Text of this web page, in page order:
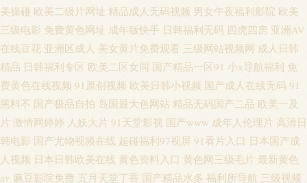
美操碰 欧美二级片网址 精品成人无码视频 男女午夜福利影院 欧美
三级电影 免费黄色网址 成年版快手 日韩福利无码 四虎四房 亚洲AV
在线豆花 亚洲区成人 美女黄片免费观看 三级网站视频网 成人日韩
精品 日韩福利专区 欧美二区女同 国产精品一区91 小x导航福利 免
费黄色在线视频 91原创视频 欧美日韩小视频 国产成人在线无码 91
黑料不 国产极品自拍 岛国最大色网站 精品无码国产二品 欧美一及
片 激情网婷婷 人妖大片 91天堂影视 国产www 成年人伦理片 高清日
韩电影 国产尤物视频在线 超碰福利97视屏 91看片入口 日本国产成
人视频 日本日韩欧美在线 黄色资料入口 黄色网三级毛片 最新黄色
av 麻豆影院免费 五月天堂丁香 国产精品水多 福利所导航 三级视频